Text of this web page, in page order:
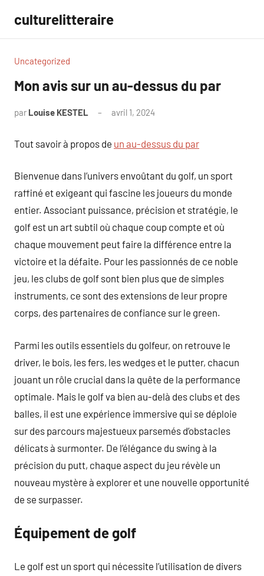
contenu
culturelitteraire
Uncategorized
Mon avis sur un au-dessus du par
par Louise KESTEL avril 1, 2024
Tout savoir à propos de un au-dessus du par
Bienvenue dans l’univers envoûtant du golf, un sport
raffiné et exigeant qui fascine les joueurs du monde
entier. Associant puissance, précision et stratégie, le
golf est un art subtil où chaque coup compte et où
chaque mouvement peut faire la différence entre la
victoire et la défaite. Pour les passionnés de ce noble
jeu, les clubs de golf sont bien plus que de simples
instruments, ce sont des extensions de leur propre
corps, des partenaires de confiance sur le green.
Parmi les outils essentiels du golfeur, on retrouve le
driver, le bois, les fers, les wedges et le putter, chacun
jouant un rôle crucial dans la quête de la performance
optimale. Mais le golf va bien au-delà des clubs et des
balles, il est une expérience immersive qui se déploie
sur des parcours majestueux parsemés d’obstacles
délicats à surmonter. De l’élégance du swing à la
précision du putt, chaque aspect du jeu révèle un
nouveau mystère à explorer et une nouvelle opportunité
de se surpasser.
Équipement de golf
Le golf est un sport qui nécessite l’utilisation de divers